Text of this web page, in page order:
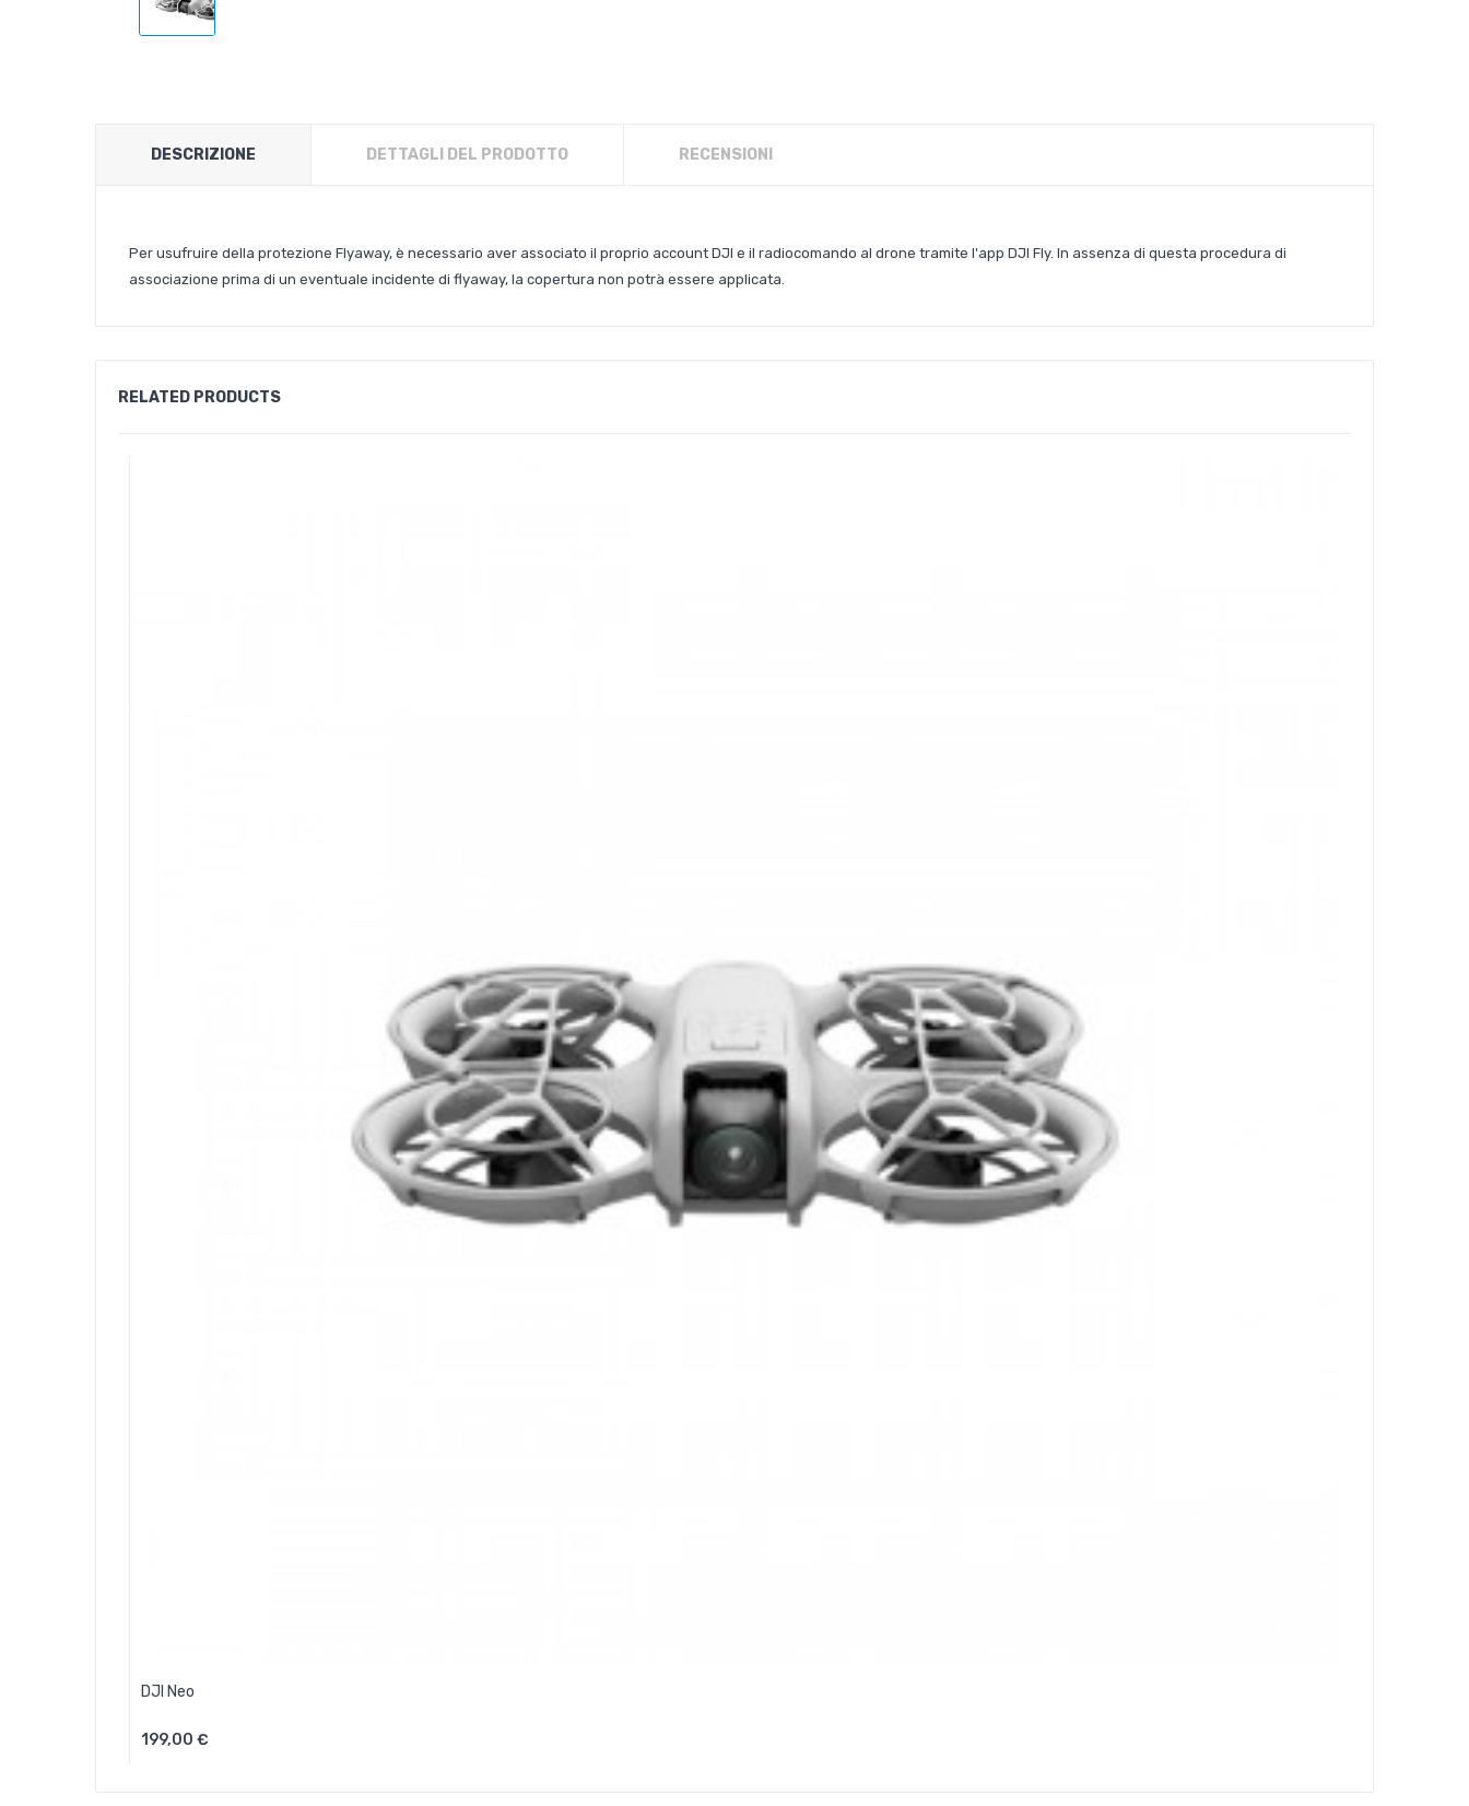
DESCRIZIONE DETTAGLI DEL PRODOTTO RECENSIONI
Per usufruire della protezione Flyaway, è necessario aver associato il proprio account DJI e il radiocomando al drone tramite l'app DJI Fly. In assenza di questa procedura di
associazione prima di un eventuale incidente di flyaway, la copertura non potrà essere applicata.
RELATED PRODUCTS
DJI Neo
199,00 €Aggiungi Al Carrello